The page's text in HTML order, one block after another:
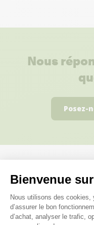
Bienvenue
Plateforme
Nous utilisons des
d’assurer le bon
d’achat, analyser le trafic,
Nous
Posez-
Ces